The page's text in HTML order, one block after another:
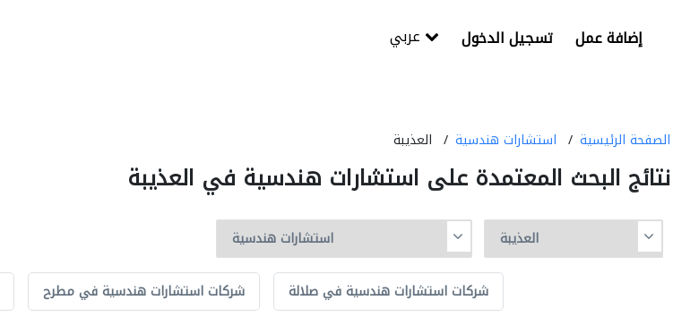
تسجيل الدخول إضافة عمل
الصفحة الرئيسية استشارات هندسية العذيبة
نتائج البحث المعتمدة على استشارات هندسية في العذيبة
شركات استشارات هندسية في مطرح شركات استشارات هندسية في صلالة